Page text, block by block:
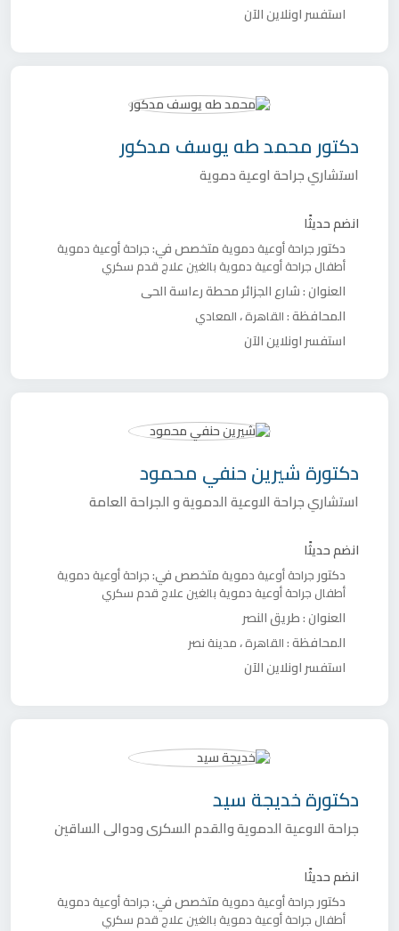
استفسر اونلاين الآن
دكتورمحمد طه يوسف مدكور
استشاري جراحة اوعية دموية
انضم حديثًا
دكتور جراحة أوعية دمويةمتخصص في:جراحة أوعية دموية
أطفال جراحة أوعية دموية بالغين علاج قدم سكري
العنوان :شارع الجزائر محطة رءاسة الحى
المحافظة :القاهرة،المعادي
استفسر اونلاين الآن
دكتورة شيرين حنفي محمود
استشاري جراحة الاوعية الدموية و الجراحة العامة
انضم حديثًا
دكتور جراحة أوعية دمويةمتخصص في:جراحة أوعية دموية
أطفال جراحة أوعية دموية بالغين علاج قدم سكري
العنوان :طريق النصر
المحافظة :القاهرة،مدينة نصر
استفسر اونلاين الآن
دكتورةخديجة سيد
جراحة الاوعية الدموية والقدم السكرى ودوالى الساقين
انضم حديثًا
دكتور جراحة أوعية دمويةمتخصص في:جراحة أوعية دموية
أطفال جراحة أوعية دموية بالغين علاج قدم سكري